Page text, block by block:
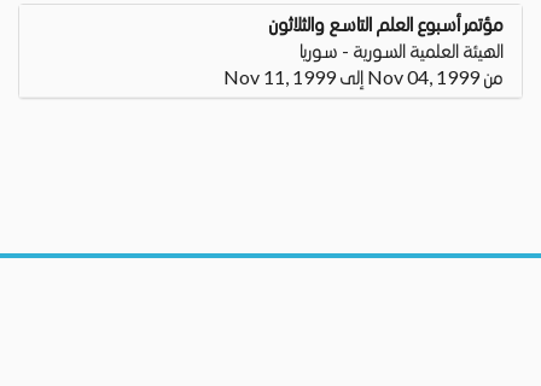
مؤتمر أسبوع العلم التاسع والثلاثون
الهيئة العلمية السورية - سوريا
من Nov 04, 1999 إلى Nov 11, 1999